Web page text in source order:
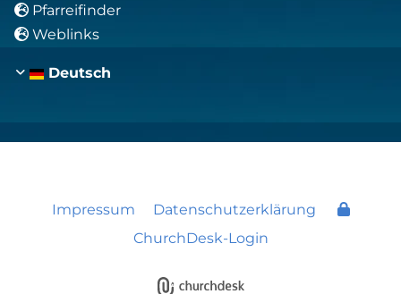
 Pfarreifinder
 Weblinks
Deutsch
Impressum
Datenschutzerklärung
ChurchDesk-Login